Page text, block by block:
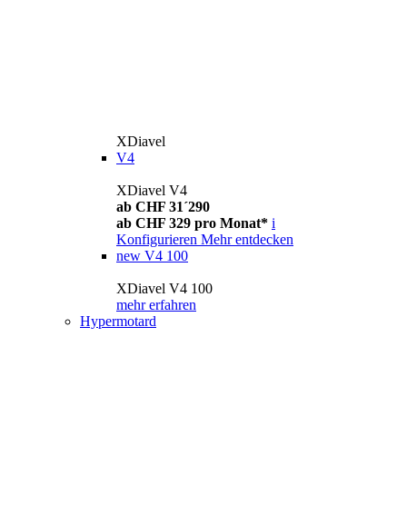
XDiavel
V4
XDiavel V4
ab CHF 31´290
ab CHF 329 pro Monat* i
Konfigurieren Mehr entdecken
new V4 100
XDiavel V4 100
mehr erfahren
Hypermotard